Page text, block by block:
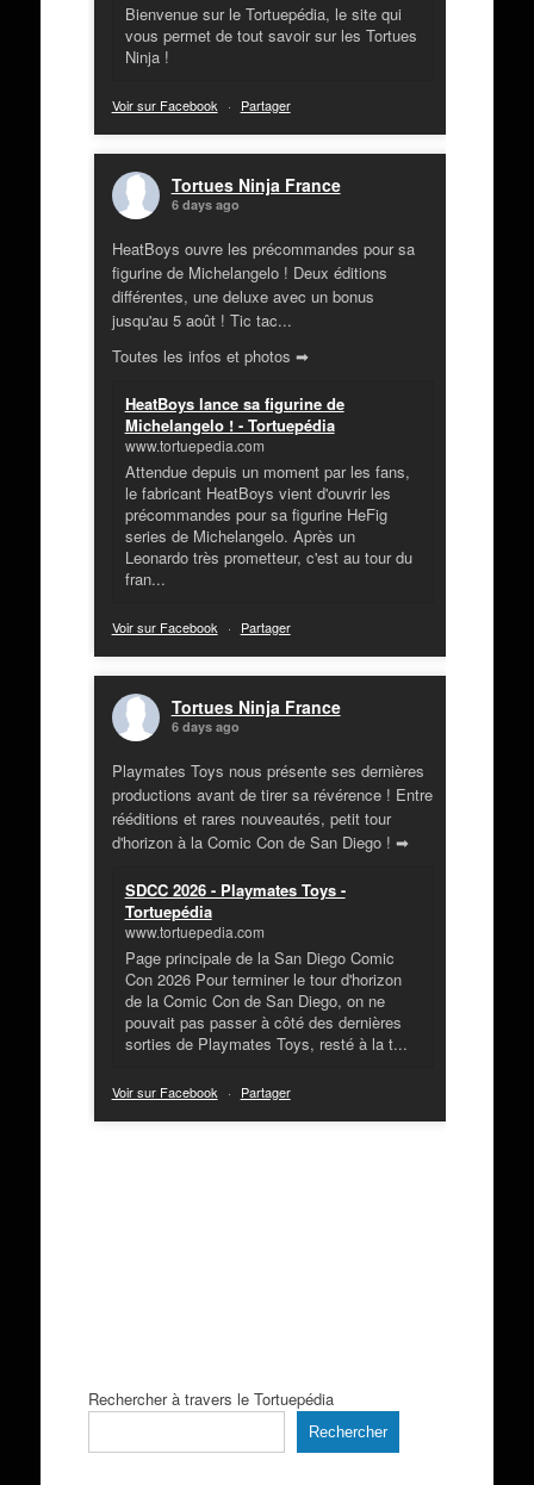
Bienvenue sur le Tortuepédia, le site qui
vous permet de tout savoir sur les Tortues
Ninja !
Voir sur Facebook · Partager
Tortues Ninja France
6 days ago
HeatBoys ouvre les précommandes pour sa
figurine de Michelangelo ! Deux éditions
différentes, une deluxe avec un bonus
jusqu'au 5 août ! Tic tac...
Toutes les infos et photos ➡
HeatBoys lance sa figurine de
Michelangelo ! - Tortuepédia
www.tortuepedia.com
Attendue depuis un moment par les fans,
le fabricant HeatBoys vient d'ouvrir les
précommandes pour sa figurine HeFig
series de Michelangelo. Après un
Leonardo très prometteur, c'est au tour du
fran...
Voir sur Facebook · Partager
Tortues Ninja France
6 days ago
Playmates Toys nous présente ses dernières
productions avant de tirer sa révérence ! Entre
rééditions et rares nouveautés, petit tour
d'horizon à la Comic Con de San Diego ! ➡
SDCC 2026 - Playmates Toys -
Tortuepédia
www.tortuepedia.com
Page principale de la San Diego Comic
Con 2026 Pour terminer le tour d'horizon
de la Comic Con de San Diego, on ne
pouvait pas passer à côté des dernières
sorties de Playmates Toys, resté à la t...
Voir sur Facebook · Partager
Rechercher à travers le Tortuepédia
Rechercher